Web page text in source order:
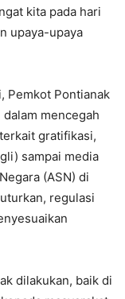
kita pada hari
upaya-upaya
Pemkot Pontianak
mencegah
gratifikasi,
sampai media
(ASN) di
regulasi
dilakukan, baik di